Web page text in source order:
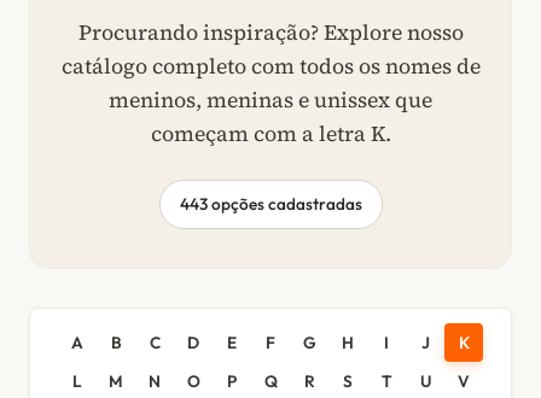
Procurando inspiração? Explore nosso
catálogo completo com todos os nomes de
meninos, meninas e unissex que
começam com a letra K.
443 opções cadastradas
A B C D E F G H I J
K
L
M N O P Q R S T U
V